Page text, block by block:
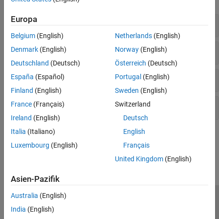
Modellierungs-Style
Block-Verwendung
Konfigurationseinstellungen
Überlegungen zu Stateflow-Charts
How useful was this information?
Europa
Belgium (English)
Denmark (English)
Deutschland (Deutsch)
España (Español)
Finland (English)
France (Français)
Ireland (English)
Italia (Italiano)
Luxembourg (English)
Netherlands(English)
Norway(English)
Österreich (Deutsch)
Portugal (English)
Sweden (English)
Switzerland
Deutsch
English
Français
United Kingdom(English)
Asien-Pazifik
Australia (English)
India (English)